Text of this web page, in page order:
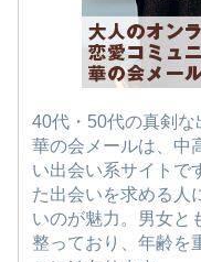
40代・50代の真剣
華の会メールは、中
い出会い系サイトで
た出会いを求める人
いのが魅力。男女と
整っており、年齢を